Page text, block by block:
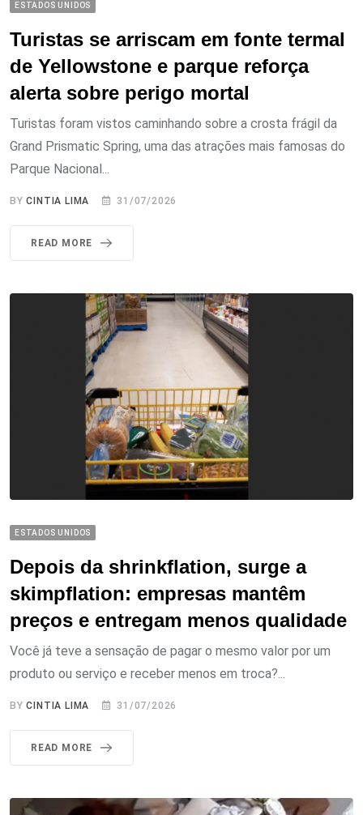
ESTADOS UNIDOS
Turistas se arriscam em fonte termal
de Yellowstone e parque reforça
alerta sobre perigo mortal
Turistas foram vistos caminhando sobre a crosta frágil da
Grand Prismatic Spring, uma das atrações mais famosas do
Parque Nacional...
BYCINTIA LIMA 31/07/2026
READ MORE
ESTADOS UNIDOS
Depois da shrinkflation, surge a
skimpflation: empresas mantêm
preços e entregam menos qualidade
Você já teve a sensação de pagar o mesmo valor por um
produto ou serviço e receber menos em troca?...
BYCINTIA LIMA 31/07/2026
READ MORE